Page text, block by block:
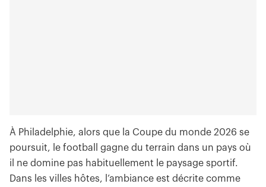
À Philadelphie, alors que la Coupe du monde 2026 se
poursuit, le football gagne du terrain dans un pays où
il ne domine pas habituellement le paysage sportif.
Dans les villes hôtes, l’ambiance est décrite comme